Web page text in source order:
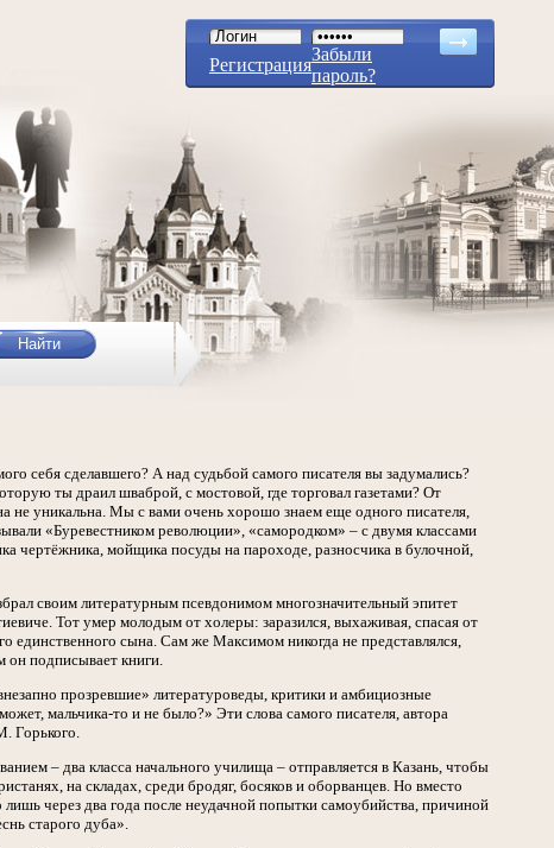
Регистрация
Забыли
пароль?
себя сделавшего? А над судьбой самого писателя вы задумались?
ты драил шваброй, с мостовой, где торговал газетами? От
не уникальна. Мы с вами очень хорошо знаем еще одного писателя,
«Буревестником революции», «самородком» – с двумя классами
чертёжника, мойщика посуды на пароходе, разносчика в булочной,
своим литературным псевдонимом многозначительный эпитет
Тот умер молодым от холеры: заразился, выхаживая, спасая от
единственного сына. Сам же Максимом никогда не представлялся,
он подписывает книги.
прозревшие» литературоведы, критики и амбициозные
мальчика-то и не было?» Эти слова самого писателя, автора
Горького.
– два класса начального училища – отправляется в Казань, чтобы
на складах, среди бродяг, босяков и оборванцев. Но вместо
через два года после неудачной попытки самоубийства, причиной
старого дуба».